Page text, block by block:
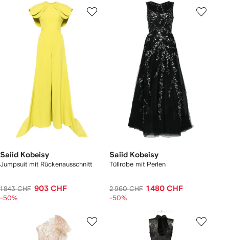
Saiid Kobeisy
Jumpsuit mit Rückenausschnitt
1 843 CHF 903 CHF
-50%
Saiid Kobeisy
Tüllrobe mit Perlen
2 960 CHF 1 480 CHF
-50%